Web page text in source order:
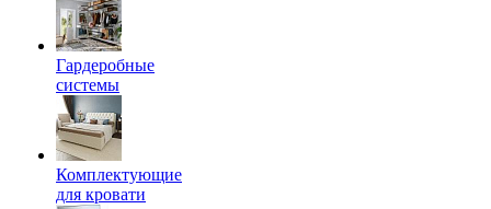
Гардеробные
системы
Комплектующие
для кровати